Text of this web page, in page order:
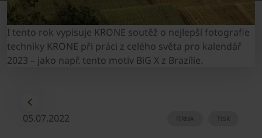
I tento rok vypisuje KRONE soutěž o nejlepší fotografie
techniky KRONE při práci z celého světa pro kalendář
2023 – jako např. tento motiv BiG X z Brazílie.
05.07.2022 TISK
FIRMA